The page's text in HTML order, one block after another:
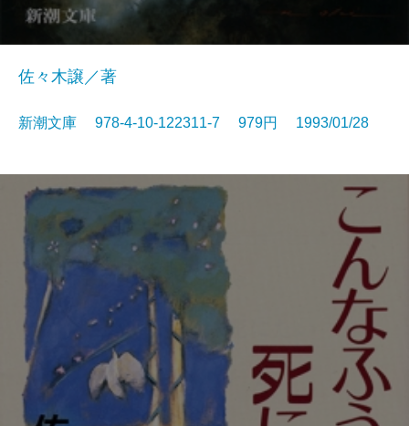
佐々木譲／著
新潮文庫 978-4-10-122311-7 979円 1993/01/28